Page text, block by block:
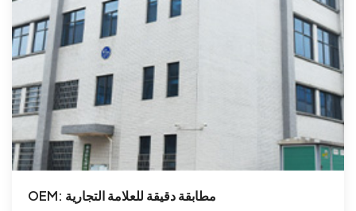
OEM: مطابقة دقيقة للعلامة التجارية